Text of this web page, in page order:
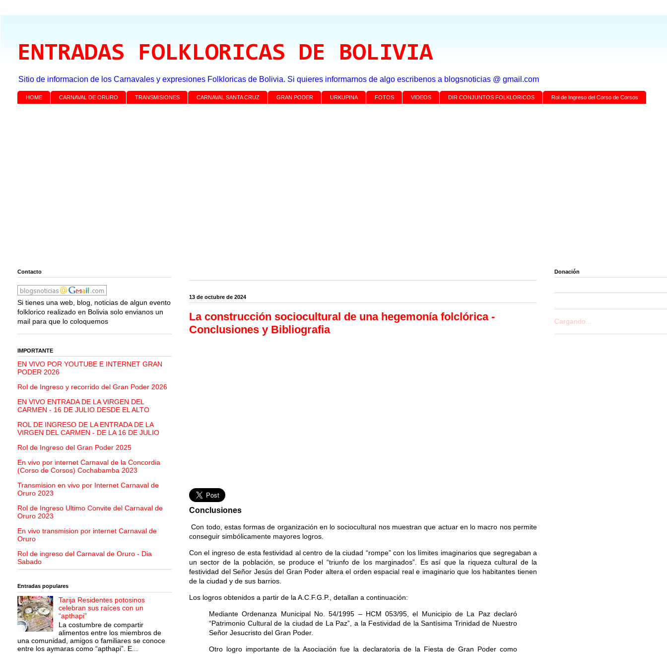
ENTRADAS FOLKLORICAS DE BOLIVIA
Sitio de informacion de los Carnavales y expresiones Folkloricas de Bolivia. Si quieres informarnos de algo escribenos a blogsnoticias @ gmail.com
HOME CARNAVAL DE ORURO TRANSMISIONES CARNAVAL SANTA CRUZ GRAN PODER URKUPINA FOTOS VIDEOS DIR CONJUNTOS FOLKLORICOS Rol de Ingreso del Corso de Corsos
13 de octubre de 2024
La construcción sociocultural de una hegemonía folclórica -
Conclusiones y Bibliografia
Conclusiones
Con todo, estas formas de organización en lo sociocultural nos muestran que actuar en lo macro nos permite
conseguir simbólicamente mayores logros.
Con el ingreso de esta festividad al centro de la ciudad “rompe” con los límites imaginarios que segregaban a
un sector de la población, se produce el “triunfo de los marginados”. Es así que la riqueza cultural de la
festividad del Señor Jesús del Gran Poder altera el orden espacial real e imaginario que los habitantes tienen
de la ciudad y de sus barrios.
Los logros obtenidos a partir de la A.C.F.G.P., detallan a continuación:
Mediante Ordenanza Municipal No. 54/1995 – HCM 053/95, el Municipio de La Paz declaró
“Patrimonio Cultural de la ciudad de La Paz”, a la Festividad de la Santísima Trinidad de Nuestro
Señor Jesucristo del Gran Poder.
Otro logro importante de la Asociación fue la declaratoria de la Fiesta de Gran Poder como
Contacto
Si tienes una web, blog, noticias de algun evento
folklorico realizado en Bolivia solo envianos un
mail para que lo coloquemos
IMPORTANTE
EN VIVO POR YOUTUBE E INTERNET GRAN
PODER 2026
Rol de Ingreso y recorrido del Gran Poder 2026
EN VIVO ENTRADA DE LA VIRGEN DEL
CARMEN - 16 DE JULIO DESDE EL ALTO
ROL DE INGRESO DE LA ENTRADA DE LA
VIRGEN DEL CARMEN - DE LA 16 DE JULIO
Rol de Ingreso del Gran Poder 2025
En vivo por internet Carnaval de la Concordia
(Corso de Corsos) Cochabamba 2023
Transmision en vivo por Internet Carnaval de
Oruro 2023
Rol de Ingreso Ultimo Convite del Carnaval de
Oruro 2023
En vivo transmision por internet Carnaval de
Oruro
Rol de ingreso del Carnaval de Oruro - Dia
Sabado
Entradas populares
Tarija Residentes potosinos
celebran sus raíces con un
“apthapi”
La costumbre de compartir
alimentos entre los miembros de
una comunidad, amigos o familiares se conoce
entre los aymaras como “apthapi”. E...
Donación
Cargando...